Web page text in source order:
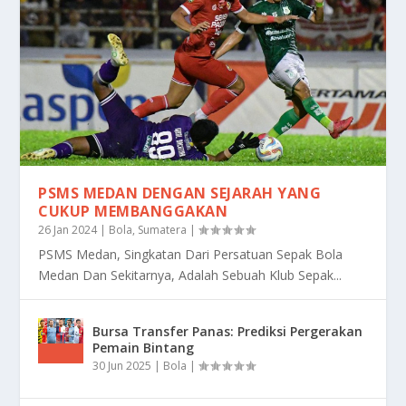
PSMS MEDAN DENGAN SEJARAH YANG
CUKUP MEMBANGGAKAN
26 Jan 2024| Bola, Sumatera |
PSMS Medan, Singkatan Dari Persatuan Sepak Bola
Medan Dan Sekitarnya, Adalah Sebuah Klub Sepak...
Bursa Transfer Panas: Prediksi Pergerakan
Pemain Bintang
30 Jun 2025 | Bola |